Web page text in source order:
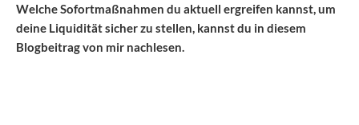
Welche Sofortmaßnahmen du aktuell ergreifen kannst, um
deine Liquidität sicher zu stellen, kannst du in diesem
Blogbeitrag von mir nachlesen.